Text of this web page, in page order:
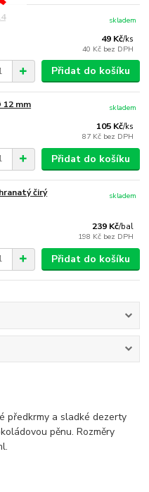
49 Kč/ks
40 Kč bez DPH
skladem
Přidat do košíku
12 mm
105 Kč/ks
87 Kč bez DPH
skladem
Přidat do košíku
čirý
239 Kč/bal
198 Kč bez DPH
skladem
Přidat do košíku
předkrmy a sladké dezerty
pěnu. Rozměry